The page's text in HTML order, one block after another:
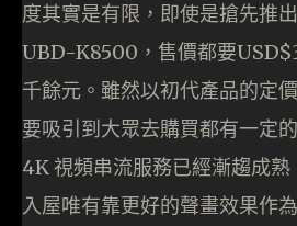
度其實是有限，即使是搶先推
UBD-K8500，售價都要
千餘元。雖然以初代產品的定
要吸引到大眾去購買都有一定
4K 視頻串流服務已經漸趨成
入屋唯有靠更好的聲畫效果作